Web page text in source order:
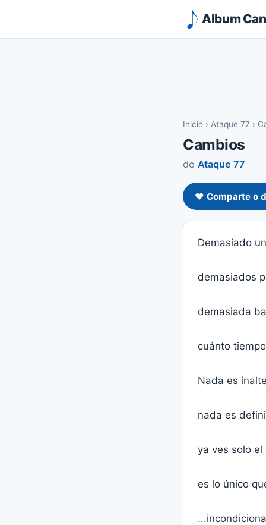
Album
Inicio › Ataque 77 ›
Cambios
de Ataque 77
❤️ Comparte o
Demasiado
demasiados
demasiada
cuánto
Nada es
nada es
ya ves solo el
es lo único